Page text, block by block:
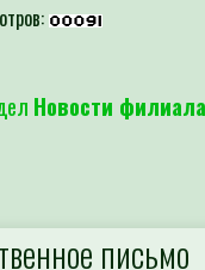
Новости филиала
письмо